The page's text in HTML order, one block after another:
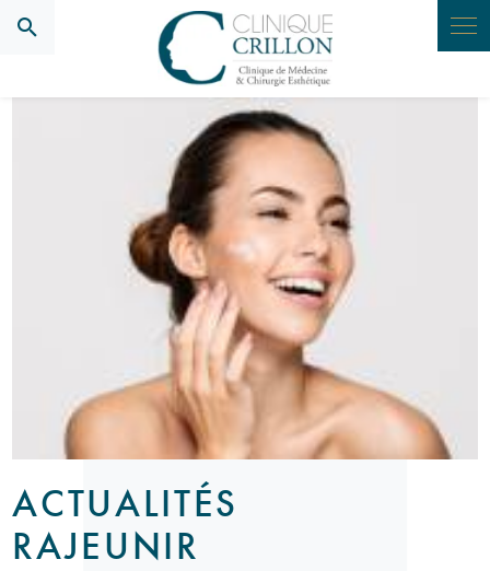
Rajeunissez votre visage avec nos traitements
ACTUALITÉS
RAJEUNIR
Panneau de gestion des cookies